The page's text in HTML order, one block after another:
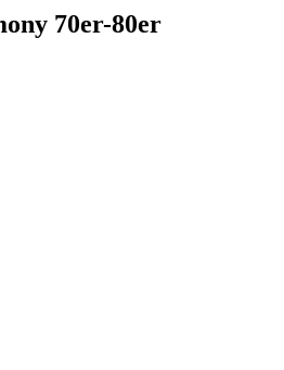
70er-80er